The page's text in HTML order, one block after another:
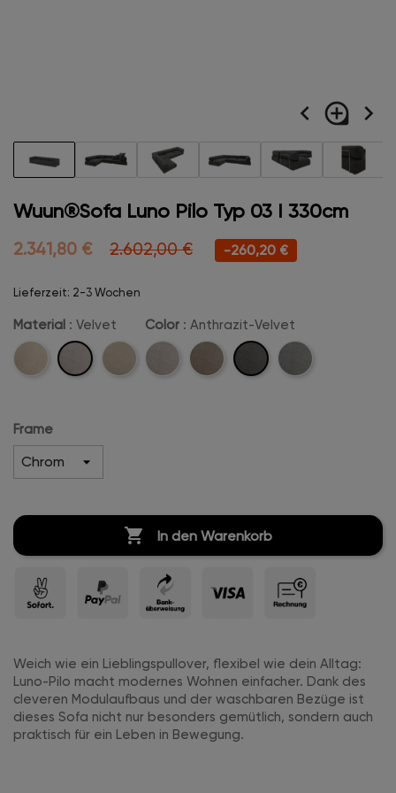
navigate_before loupe navigate_next
Wuun®Sofa Luno Pilo Typ 03 I 330cm
2.341,80 € 2.602,00 € -260,20 €
Lieferzeit: 2-3 Wochen
Material : Velvet
Cord Velvet Boucle
Color : Anthrazit-Velvet
Beige-
Camel-Anthrazit-
Velvet
Hellgrau-
Frame
 In den Warenkorb
Weich wie ein Lieblingspullover, flexibel wie dein Alltag:
Luno-Pilo macht modernes Wohnen einfacher. Dank des
cleveren Modulaufbaus und der waschbaren Bezüge ist
dieses Sofa nicht nur besonders gemütlich, sondern auch
praktisch für ein Leben in Bewegung.